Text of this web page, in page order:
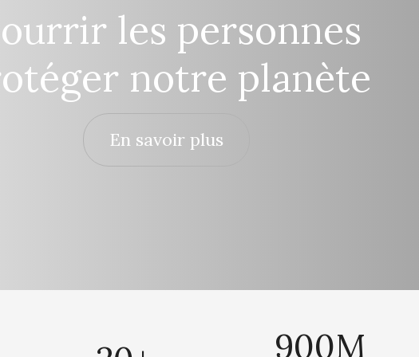
les personnes
notre planète
En savoir plus
900M